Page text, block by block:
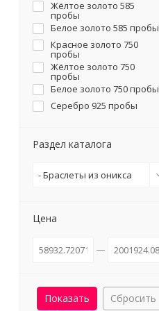
Жёлтое золото 585
пробы
Белое золото 585 пробы
Красное золото 750
пробы
Жёлтое золото 750
пробы
Белое золото 750 пробы
Серебро 925 пробы
Раздел каталога
- Браслеты из оникса
Цена
Сбросить